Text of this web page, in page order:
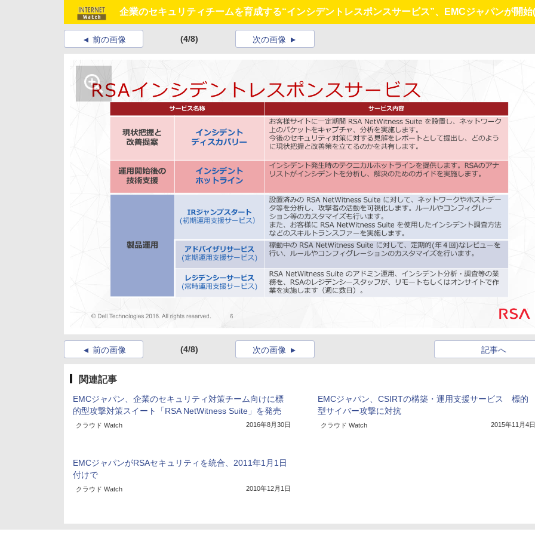
企業のセキュリティチームを育成する“インシデントレスポンスサービス”、EMCジャパンが開始
前の画像 (4/8) 次の画像
前の画像 (4/8) 記事へ
次の画像
関連記事
EMCジャパン、企業のセキュリティ対策チーム向けに標
的型攻撃対策スイート「RSA NetWitness Suite」を発売
クラウド Watch 2016年8月30日
EMCジャパン、CSIRTの構築・運用支援サービス 標的
型サイバー攻撃に対抗
クラウド Watch 2015年11月4日
EMCジャパンがRSAセキュリティを統合、2011年1月1日
付けで
クラウド Watch 2010年12月1日